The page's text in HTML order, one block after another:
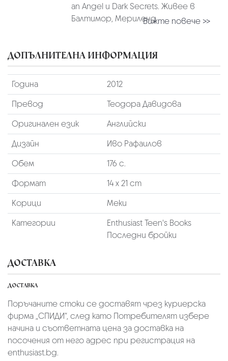
an Angel и Dark Secrets. Живее в
Балтимор, Мериленд.Вижте повече >>
ДОПЪЛНИТЕЛНА ИНФОРМАЦИЯ
Година
2012
Превод
Теодора Давидова
Оригинален език
Английски
Дизайн
Иво Рафаилов
Обем
176 с.
Формат
14 х 21 cm
Корици
Меки
Категории
Enthusiast Teen's Books
Последни бройки
ДОСТАВКА
ДОСТАВКА
Поръчаните стоки се доставят чрез куриерскa
фирмa „СПИДИ“, след като Потребителят избере
начина и съответната цена за доставка на
посочения от него адрес при регистрация на
enthusiast.bg.